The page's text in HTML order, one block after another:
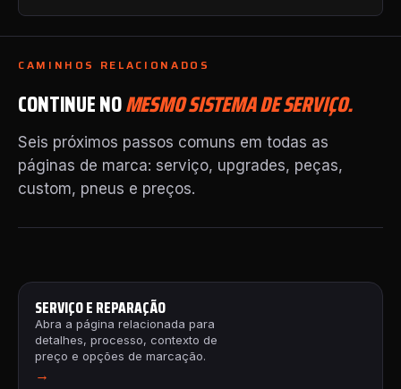
CAMINHOS RELACIONADOS
CONTINUE NOMESMO SISTEMA DE SERVIÇO.
Seis próximos passos comuns em todas as
páginas de marca: serviço, upgrades, peças,
custom, pneus e preços.
SERVIÇO E REPARAÇÃO
Abra a página relacionada para
detalhes, processo, contexto de
preço e opções de marcação.
→